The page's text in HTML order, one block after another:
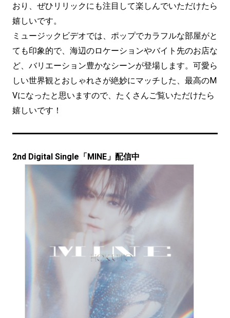
おり、ぜひリリックにも注目して楽しんでいただけたら
嬉しいです。
ミュージックビデオでは、ポップでカラフルな部屋がと
ても印象的で、海辺のロケーションやバイト先のお店な
ど、バリエーション豊かなシーンが登場します。可愛ら
しい世界観とおしゃれさが絶妙にマッチした、最高のM
Vになったと思いますので、たくさんご覧いただけたら
嬉しいです！
2nd Digital Single「MINE」配信中